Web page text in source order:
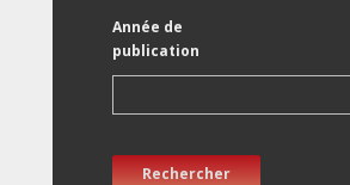
Année de
publication
Rechercher